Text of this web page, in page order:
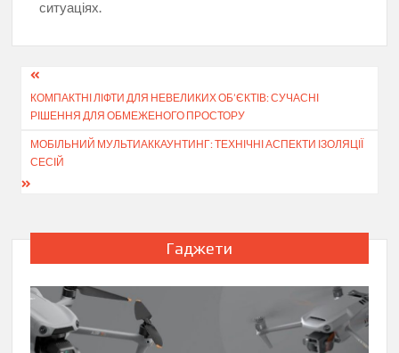
ситуаціях.
Навігація
записів
КОМПАКТНІ ЛІФТИ ДЛЯ НЕВЕЛИКИХ ОБ’ЄКТІВ: СУЧАСНІ
РІШЕННЯ ДЛЯ ОБМЕЖЕНОГО ПРОСТОРУ
МОБІЛЬНИЙ МУЛЬТИАККАУНТИНГ: ТЕХНІЧНІ АСПЕКТИ ІЗОЛЯЦІЇ
СЕСІЙ
Гаджети